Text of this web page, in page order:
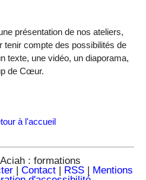
présentation de nos ateliers,
tenir compte des possibilités de
texte, une vidéo, un diaporama,
de Cœur.
à l'accueil
: formations
| Contact| RSS | Mentions